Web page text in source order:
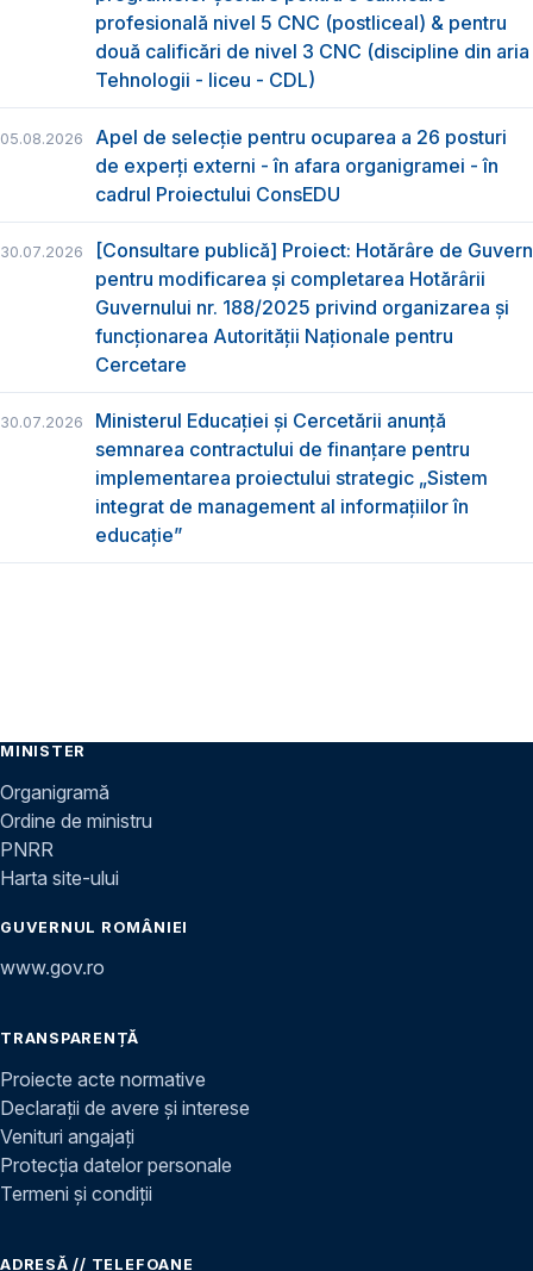
profesională nivel 5 CNC (postliceal) & pentru
două calificări de nivel 3 CNC (discipline din aria
Tehnologii - liceu - CDL)
05.08.2026
Apel de selecție pentru ocuparea a 26 posturi
de experți externi - în afara organigramei - în
cadrul Proiectului ConsEDU
30.07.2026
[Consultare publică] Proiect: Hotărâre de Guvern
pentru modificarea și completarea Hotărârii
Guvernului nr. 188/2025 privind organizarea şi
funcţionarea Autorităţii Naţionale pentru
Cercetare
30.07.2026
Ministerul Educației și Cercetării anunță
semnarea contractului de finanțare pentru
implementarea proiectului strategic „Sistem
integrat de management al informațiilor în
educație”
MINISTER
Organigramă
Ordine de ministru
PNRR
Harta site-ului
GUVERNUL ROMÂNIEI
www.gov.ro
TRANSPARENȚĂ
Proiecte acte normative
Declarații de avere și interese
Venituri angajați
Protecția datelor personale
Termeni și condiții
ADRESĂ // TELEFOANE